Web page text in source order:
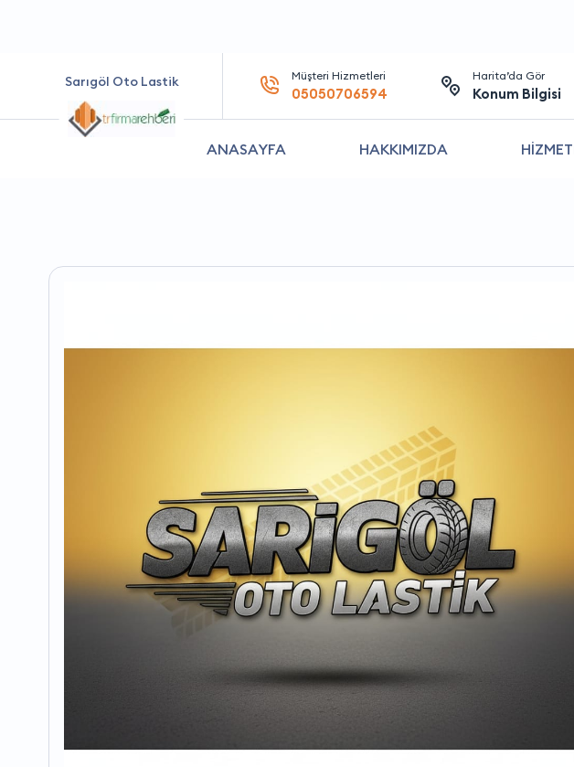
Sarıgöl Oto Lastik Müşteri Hizmetleri
05050706594
Harita’da Gör
Konum Bilgisi
ANASAYFA HAKKIMIZDA